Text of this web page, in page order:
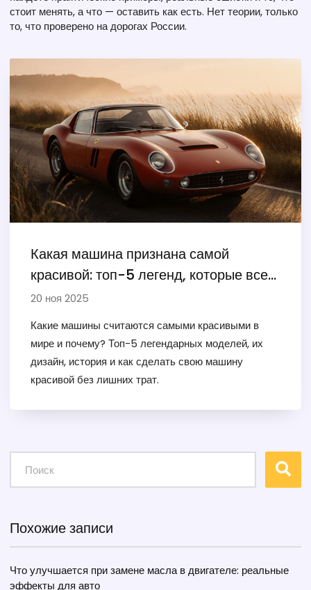
стоит менять, а что — оставить как есть. Нет теории, только
то, что проверено на дорогах России.
Какая машина признана самой
красивой: топ-5 легенд, которые всех
останавливают
20 ноя 2025
Какие машины считаются самыми красивыми в
мире и почему? Топ-5 легендарных моделей, их
дизайн, история и как сделать свою машину
красивой без лишних трат.
Похожие записи
Что улучшается при замене масла в двигателе: реальные
эффекты для авто